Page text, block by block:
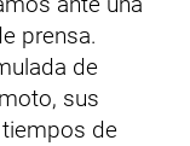
prensa.
de
sus
de